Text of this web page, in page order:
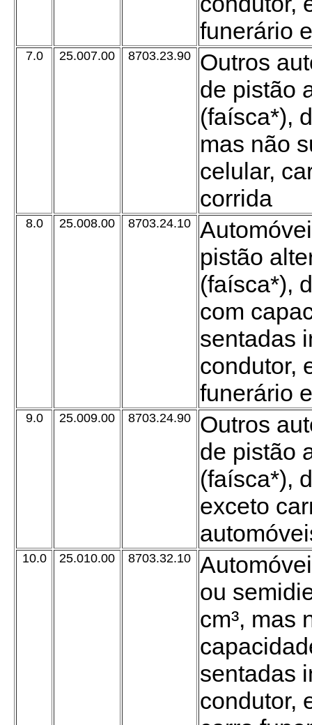
funerário
7.0 25.007.00 8703.23.90
Outros
de pistão
(faísca*),
mas não
celular,
corrida
8.0 25.008.00 8703.24.10
pistão
(faísca*),
com
sentadas
condutor,
funerário
9.0 25.009.00 8703.24.90
Outros
de pistão
(faísca*),
exceto
10.0 25.010.00 8703.32.10
ou
cm³, mas
sentadas
condutor,